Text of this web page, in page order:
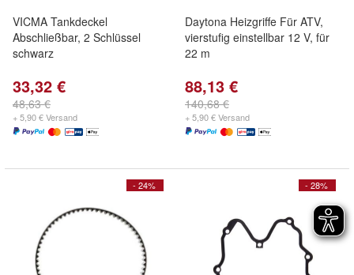
VICMA Tankdeckel
Abschließbar, 2 Schlüssel
schwarz
33,32 €
48,63 €
+ 5,90 € Versand
Daytona Heizgriffe Für ATV,
vierstufig einstellbar 12 V, für
22 m
88,13 €
140,68 €
+ 5,90 € Versand
- 24% - 28%